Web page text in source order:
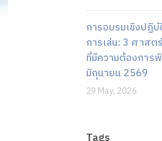
การอบรมเชิงปฏิ
การเล่น: 3 ศาสต
ที่มีความต้องการ
มิถุนายน 2569
29 May, 2026